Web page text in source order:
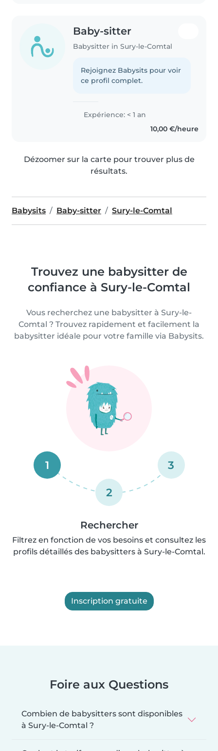
Baby-sitter
Babysitter in Sury-le-Comtal
Rejoignez Babysits pour voir
ce profil complet.
Expérience: < 1 an
10,00 €/heure
Dézoomer sur la carte pour trouver plus de
résultats.
Babysits Baby-sitter Sury-le-Comtal
Trouvez une babysitter de
confiance à Sury-le-Comtal
Vous recherchez une babysitter à Sury-le-
Comtal ? Trouvez rapidement et facilement la
babysitter idéale pour votre famille via Babysits.
1
2
3
Rechercher
Filtrez en fonction de vos besoins et consultez les
profils détaillés des babysitters à Sury-le-Comtal.
Inscription gratuite
Foire aux Questions
Combien de babysitters sont disponibles
à Sury-le-Comtal ?